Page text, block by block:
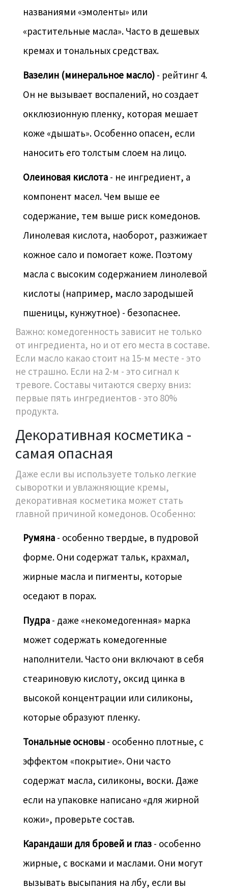
названиями «эмоленты» или
«растительные масла». Часто в дешевых
кремах и тональных средствах.
Вазелин (минеральное масло) - рейтинг 4.
Он не вызывает воспалений, но создает
окклюзионную пленку, которая мешает
коже «дышать». Особенно опасен, если
наносить его толстым слоем на лицо.
Олеиновая кислота - не ингредиент, а
компонент масел. Чем выше ее
содержание, тем выше риск комедонов.
Линолевая кислота, наоборот, разжижает
кожное сало и помогает коже. Поэтому
масла с высоким содержанием линолевой
кислоты (например, масло зародышей
пшеницы, кунжутное) - безопаснее.
Важно: комедогенность зависит не только
от ингредиента, но и от его места в составе.
Если масло какао стоит на 15-м месте - это
не страшно. Если на 2-м - это сигнал к
тревоге. Составы читаются сверху вниз:
первые пять ингредиентов - это 80%
продукта.
Декоративная косметика -
самая опасная
Даже если вы используете только легкие
сыворотки и увлажняющие кремы,
декоративная косметика может стать
главной причиной комедонов. Особенно:
Румяна - особенно твердые, в пудровой
форме. Они содержат тальк, крахмал,
жирные масла и пигменты, которые
оседают в порах.
Пудра - даже «некомедогенная» марка
может содержать комедогенные
наполнители. Часто они включают в себя
стеариновую кислоту, оксид цинка в
высокой концентрации или силиконы,
которые образуют пленку.
Тональные основы - особенно плотные, с
эффектом «покрытие». Они часто
содержат масла, силиконы, воски. Даже
если на упаковке написано «для жирной
кожи», проверьте состав.
Карандаши для бровей и глаз - особенно
жирные, с восками и маслами. Они могут
вызывать высыпания на лбу, если вы